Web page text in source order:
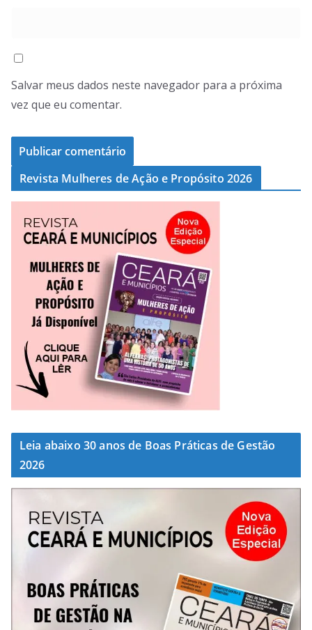
Salvar meus dados neste navegador para a próxima
vez que eu comentar.
Revista Mulheres de Ação e Propósito 2026
Leia abaixo 30 anos de Boas Práticas de Gestão
2026